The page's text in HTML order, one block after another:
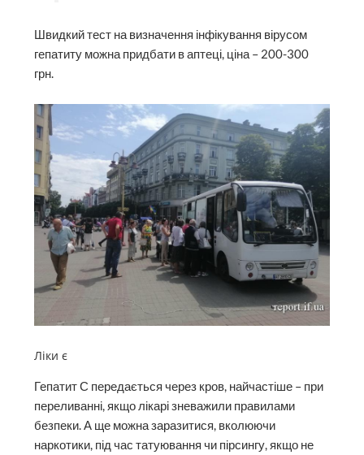
Швидкий тест на визначення інфікування вірусом
гепатиту можна придбати в аптеці, ціна – 200-300
грн.
Ліки є
Гепатит С передається через кров, найчастіше – при
переливанні, якщо лікарі зневажили правилами
безпеки. А ще можна заразитися, вколюючи
наркотики, під час татуювання чи пірсингу, якщо не